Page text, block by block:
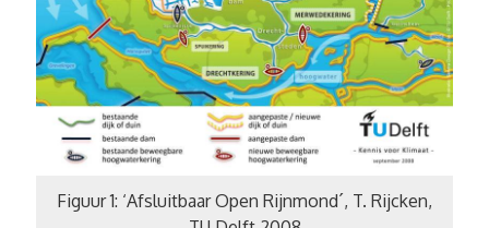
Figuur 1: ‘Afsluitbaar Open Rijnmond´, T. Rijcken,